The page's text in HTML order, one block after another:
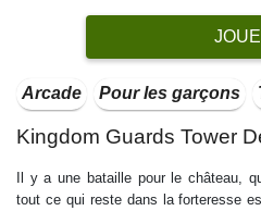
Arcade Pour les garçons
Kingdom Guards Tower
Il y a une bataille pour le château,
tout ce qui reste dans la forteresse